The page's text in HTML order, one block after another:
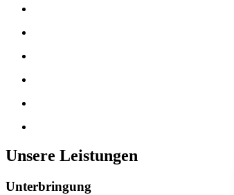
Unsere Leistungen
Unterbringung